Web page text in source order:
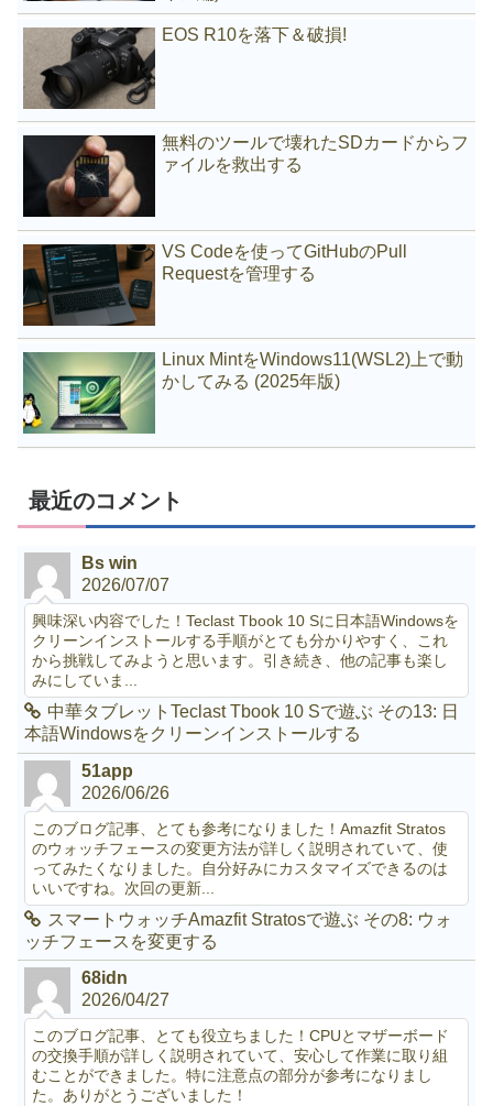
EOS R10を落下＆破損!
無料のツールで壊れたSDカードからフ
ァイルを救出する
VS Codeを使ってGitHubのPull
Requestを管理する
Linux MintをWindows11(WSL2)上で動
かしてみる (2025年版)
最近のコメント
Bs win
2026/07/07
興味深い内容でした！Teclast Tbook 10 Sに日本語Windowsを
クリーンインストールする手順がとても分かりやすく、これ
から挑戦してみようと思います。引き続き、他の記事も楽し
みにしていま...
中華タブレットTeclast Tbook 10 Sで遊ぶ その13: 日
本語Windowsをクリーンインストールする
51app
2026/06/26
このブログ記事、とても参考になりました！Amazfit Stratos
のウォッチフェースの変更方法が詳しく説明されていて、使
ってみたくなりました。自分好みにカスタマイズできるのは
いいですね。次回の更新...
スマートウォッチAmazfit Stratosで遊ぶ その8: ウォ
ッチフェースを変更する
68idn
2026/04/27
このブログ記事、とても役立ちました！CPUとマザーボード
の交換手順が詳しく説明されていて、安心して作業に取り組
むことができました。特に注意点の部分が参考になりまし
た。ありがとうございました！